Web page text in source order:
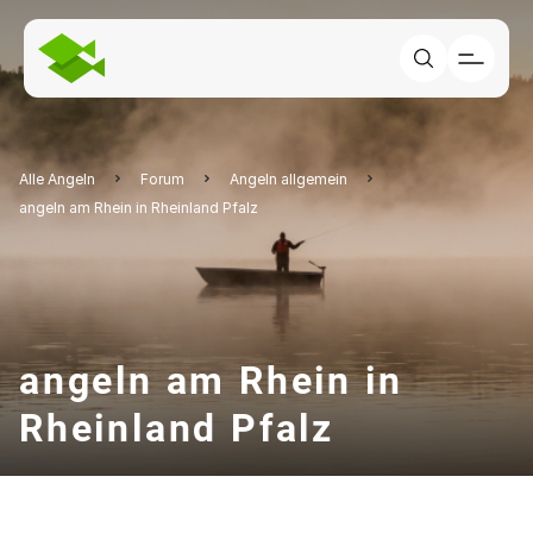
Alle Angeln Forum
Angeln allgemein
angeln am Rhein in Rheinland Pfalz
angeln am Rhein in
Rheinland Pfalz